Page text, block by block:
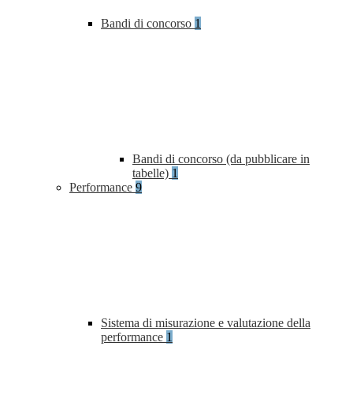
Bandi di concorso 1
Bandi di concorso (da pubblicare in
tabelle) 1
Performance 9
Sistema di misurazione e valutazione della
performance 1